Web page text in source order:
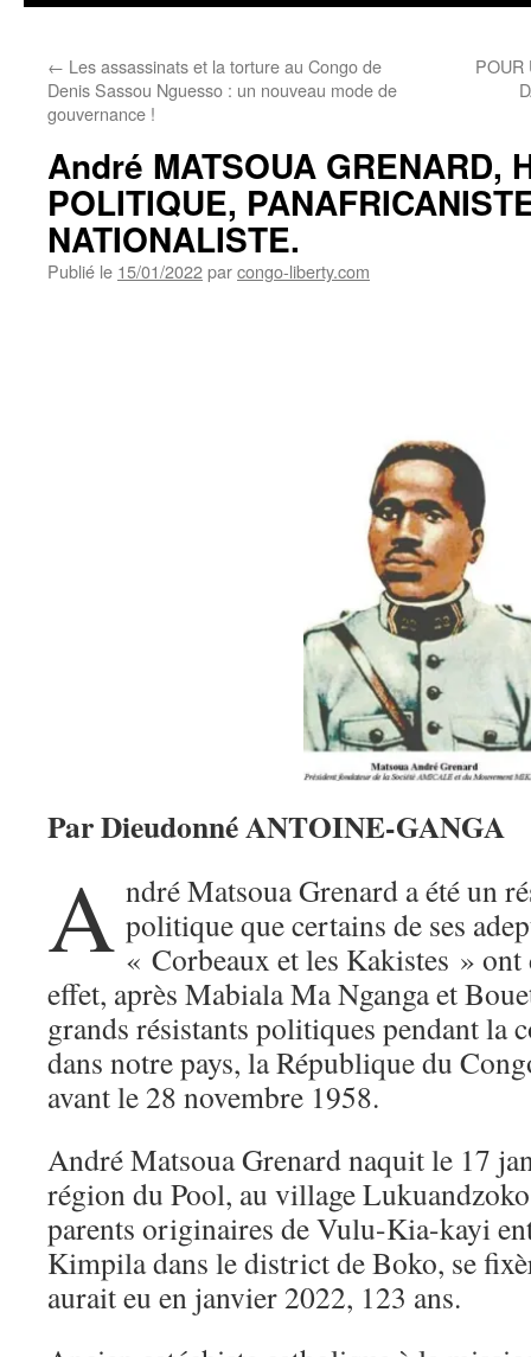
← Les assassinats et la torture au Congo de
Denis Sassou Nguesso : un nouveau mode de
gouvernance !
POUR
André MATSOUA GRENARD,
POLITIQUE,
NATIONALISTE.
Publié le 15/01/2022parcongo-liberty.com
Par Dieudonné ANTOINE-GANGA
A ndré Matsoua Grenard a été un
politique que certains de ses
« Corbeaux et les Kakistes »
effet, après Mabiala Ma Nganga et
grands résistants politiques pendant la
dans notre pays, la République du
avant le 28 novembre 1958.
André Matsoua Grenard naquit le 17
région du Pool, au village
parents originaires de Vulu-Kia-kayi
Kimpila dans le district de Boko, se
aurait eu en janvier 2022, 123 ans.